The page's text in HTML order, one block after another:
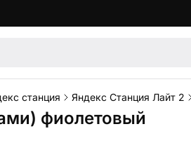
станция Яндекс Станция Лайт 2
фиолетовый